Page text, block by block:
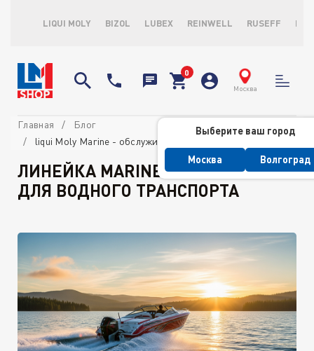
LIQUI MOLY BIZOL LUBEX REINWELL RUSEFF
Москва
Выберите ваш город
Москва Волгоград
Главная
Блог
liqui Moly Marine - обслуживание водного транспорта
ЛИНЕЙКА MARINE ОТ LIQUI MOLY
ДЛЯ ВОДНОГО ТРАНСПОРТА